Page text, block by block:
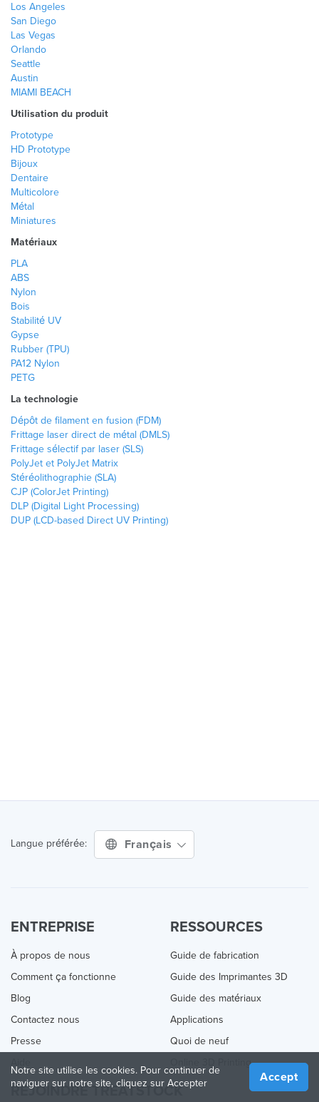
Los Angeles
San Diego
Las Vegas
Orlando
Seattle
Austin
MIAMI BEACH
Utilisation du produit
Prototype
HD Prototype
Bijoux
Dentaire
Multicolore
Métal
Miniatures
Matériaux
PLA
ABS
Nylon
Bois
Stabilité UV
Gypse
Rubber (TPU)
PA12 Nylon
PETG
La technologie
Dépôt de filament en fusion (FDM)
Frittage laser direct de métal (DMLS)
Frittage sélectif par laser (SLS)
PolyJet et PolyJet Matrix
Stéréolithographie (SLA)
CJP (ColorJet Printing)
DLP (Digital Light Processing)
DUP (LCD-based Direct UV Printing)
Langue préférée: Français
ENTREPRISE
À propos de nous
Comment ça fonctionne
Blog
Contactez nous
Presse
RESSOURCES
Guide de fabrication
Guide des Imprimantes 3D
Guide des matériaux
Applications
Quoi de neuf
Online 3D Printing
REJOINDRE TREATSTOCK
Notre site utilise les cookies. Pour continuer de
naviguer sur notre site, cliquez sur Accepter
Accept